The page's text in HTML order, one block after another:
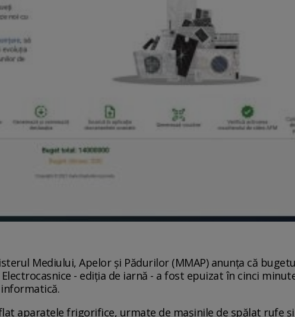
Mediului, Apelor și Pădurilor (MMAP) anunța că
- ediţia de iarnă - a fost epuizat în cinci
aparatele frigorifice, urmate de maşinile de spălat rufe